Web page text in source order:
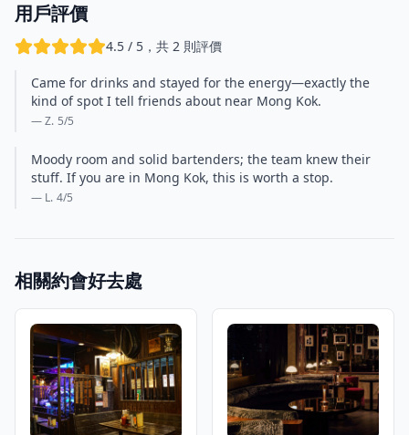
用戶評價
4.5 / 5，共 2 則評價
Came for drinks and stayed for the energy—exactly the
kind of spot I tell friends about near Mong Kok.
— Z. 5/5
Moody room and solid bartenders; the team knew their
stuff. If you are in Mong Kok, this is worth a stop.
— L. 4/5
相關約會好去處